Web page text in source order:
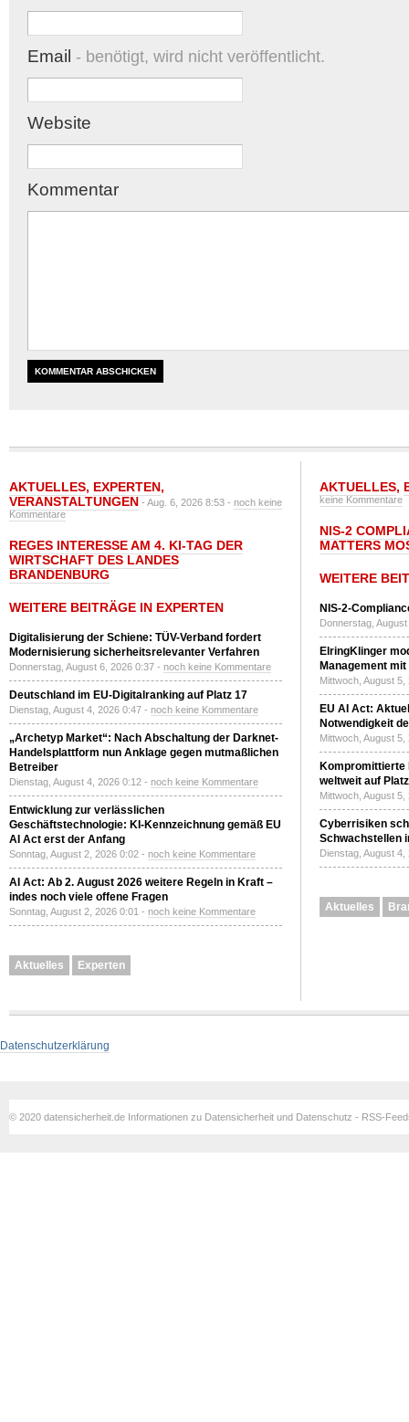
Email - benötigt, wird nicht veröffentlicht.
Website
Kommentar
AKTUELLES, EXPERTEN,
VERANSTALTUNGEN - Aug. 6, 2026 8:53 - noch keine
Kommentare
REGES INTERESSE AM 4. KI-TAG DER
WIRTSCHAFT DES LANDES
BRANDENBURG
WEITERE BEITRÄGE IN EXPERTEN
Digitalisierung der Schiene: TÜV-Verband fordert
Modernisierung sicherheitsrelevanter Verfahren
Donnerstag, August 6, 2026 0:37 - noch keine Kommentare
Deutschland im EU-Digitalranking auf Platz 17
Dienstag, August 4, 2026 0:47 - noch keine Kommentare
„Archetyp Market“: Nach Abschaltung der Darknet-
Handelsplattform nun Anklage gegen mutmaßlichen
Betreiber
Dienstag, August 4, 2026 0:12 - noch keine Kommentare
Entwicklung zur verlässlichen
Geschäftstechnologie: KI-Kennzeichnung gemäß EU
AI Act erst der Anfang
Sonntag, August 2, 2026 0:02 - noch keine Kommentare
AI Act: Ab 2. August 2026 weitere Regeln in Kraft –
indes noch viele offene Fragen
Sonntag, August 2, 2026 0:01 - noch keine Kommentare
Aktuelles Experten
AKTUELLES,
keine Kommentare
NIS-2
MATTERS
WEITERE
NIS-2-
Donnerstag,
ElringKlinger
Management
Mittwoch, August
EU AI Act:
Notwendigkeit
Mittwoch, August
Kompromittierte
weltweit auf
Mittwoch, August
Cyberrisiken
Schwachstellen
Dienstag, August
Aktuelles
Datenschutzerklärung
© 2020 datensicherheit.de Informationen zu Datensicherheit und Datenschutz - RSS-